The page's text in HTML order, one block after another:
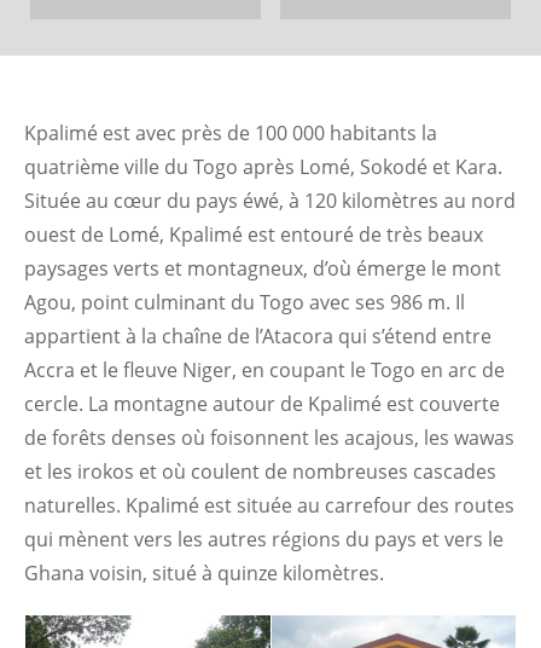
Kpalimé est avec près de 100 000 habitants la
quatrième ville du Togo après Lomé, Sokodé et Kara.
Située au cœur du pays éwé, à 120 kilomètres au nord
ouest de Lomé, Kpalimé est entouré de très beaux
paysages verts et montagneux, d’où émerge le mont
Agou, point culminant du Togo avec ses 986 m. Il
appartient à la chaîne de l’Atacora qui s’étend entre
Accra et le fleuve Niger, en coupant le Togo en arc de
cercle. La montagne autour de Kpalimé est couverte
de forêts denses où foisonnent les acajous, les wawas
et les irokos et où coulent de nombreuses cascades
naturelles. Kpalimé est située au carrefour des routes
qui mènent vers les autres régions du pays et vers le
Ghana voisin, situé à quinze kilomètres.